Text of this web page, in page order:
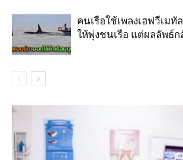
คนเรือใช้เพลงเฮฟวีเม
ให้พุ่งชนเรือ แต่ผลลัพธ์